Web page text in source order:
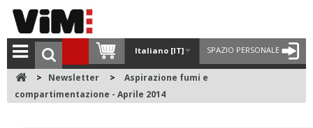
SPAZIO PERSONALE
Italiano [IT]
> Newsletter >
Aspirazione fumi e
compartimentazione - Aprile 2014